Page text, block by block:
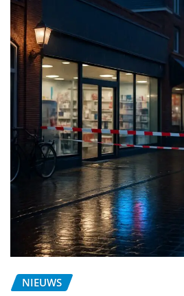
NIEUWS